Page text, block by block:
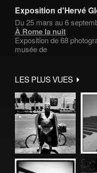
Exposition d'Hervé
Du 25 mars au 6
À Rome la nuit
Exposition de 68
musée de
LES PLUS VUES